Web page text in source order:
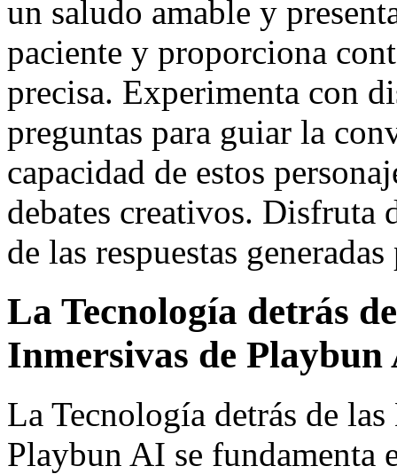
un saludo amable y
paciente y proporciona
precisa. Experimenta con
preguntas para guiar la
capacidad de estos
debates creativos. Disfruta
de las respuestas
La Tecnología detrás
Inmersivas de Playbun
La Tecnología detrás de
Playbun AI se fundamenta